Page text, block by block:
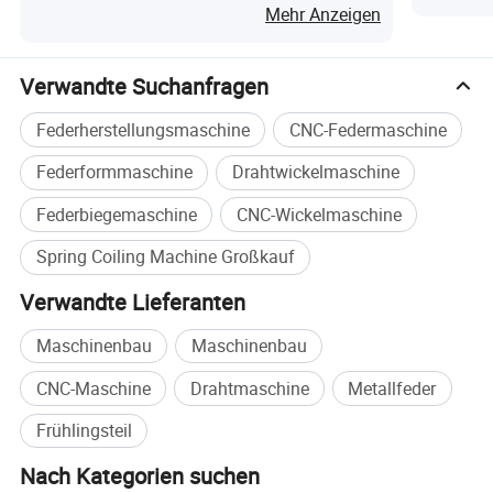
10000,00MM
Drahtgröße 3,0-8,0mm
Max. Drahtzufuhrgeschwindigkeit
Max. Zuführlänge Unbegrenzt
Gesamtleistung der Servomotoren 56,5KW
Eingangsnetzteil 380V/50HZ/3PH
Steuerungssystem Selbst entwickeltes System
Netzbreite 2100MM
Nettohöhe 2500MM
Nettogewicht
Mehr Anzeigen
Verwandte Suchanfragen
Federherstellungsmaschine
CNC-Federmaschine
Federformmaschine
Drahtwickelmaschine
Federbiegemaschine
CNC-Wickelmaschine
Spring Coiling Machine Großkauf
Verwandte Lieferanten
Maschinenbau
Maschinenbau
CNC-Maschine
Drahtmaschine
Metallfeder
Frühlingsteil
Nach Kategorien suchen